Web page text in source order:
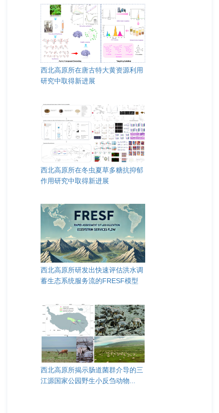
西北高原所在唐古特大黄资源利用
研究中取得新进展
西北高原所在冬虫夏草多糖抗抑郁
作用研究中取得新进展
西北高原所研发出快速评估洪水调
蓄生态系统服务流的FRESF模型
西北高原所揭示肠道菌群介导的三
江源国家公园野生小反刍动物...